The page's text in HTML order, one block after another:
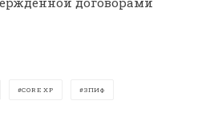
CORE XP ЗПИФ